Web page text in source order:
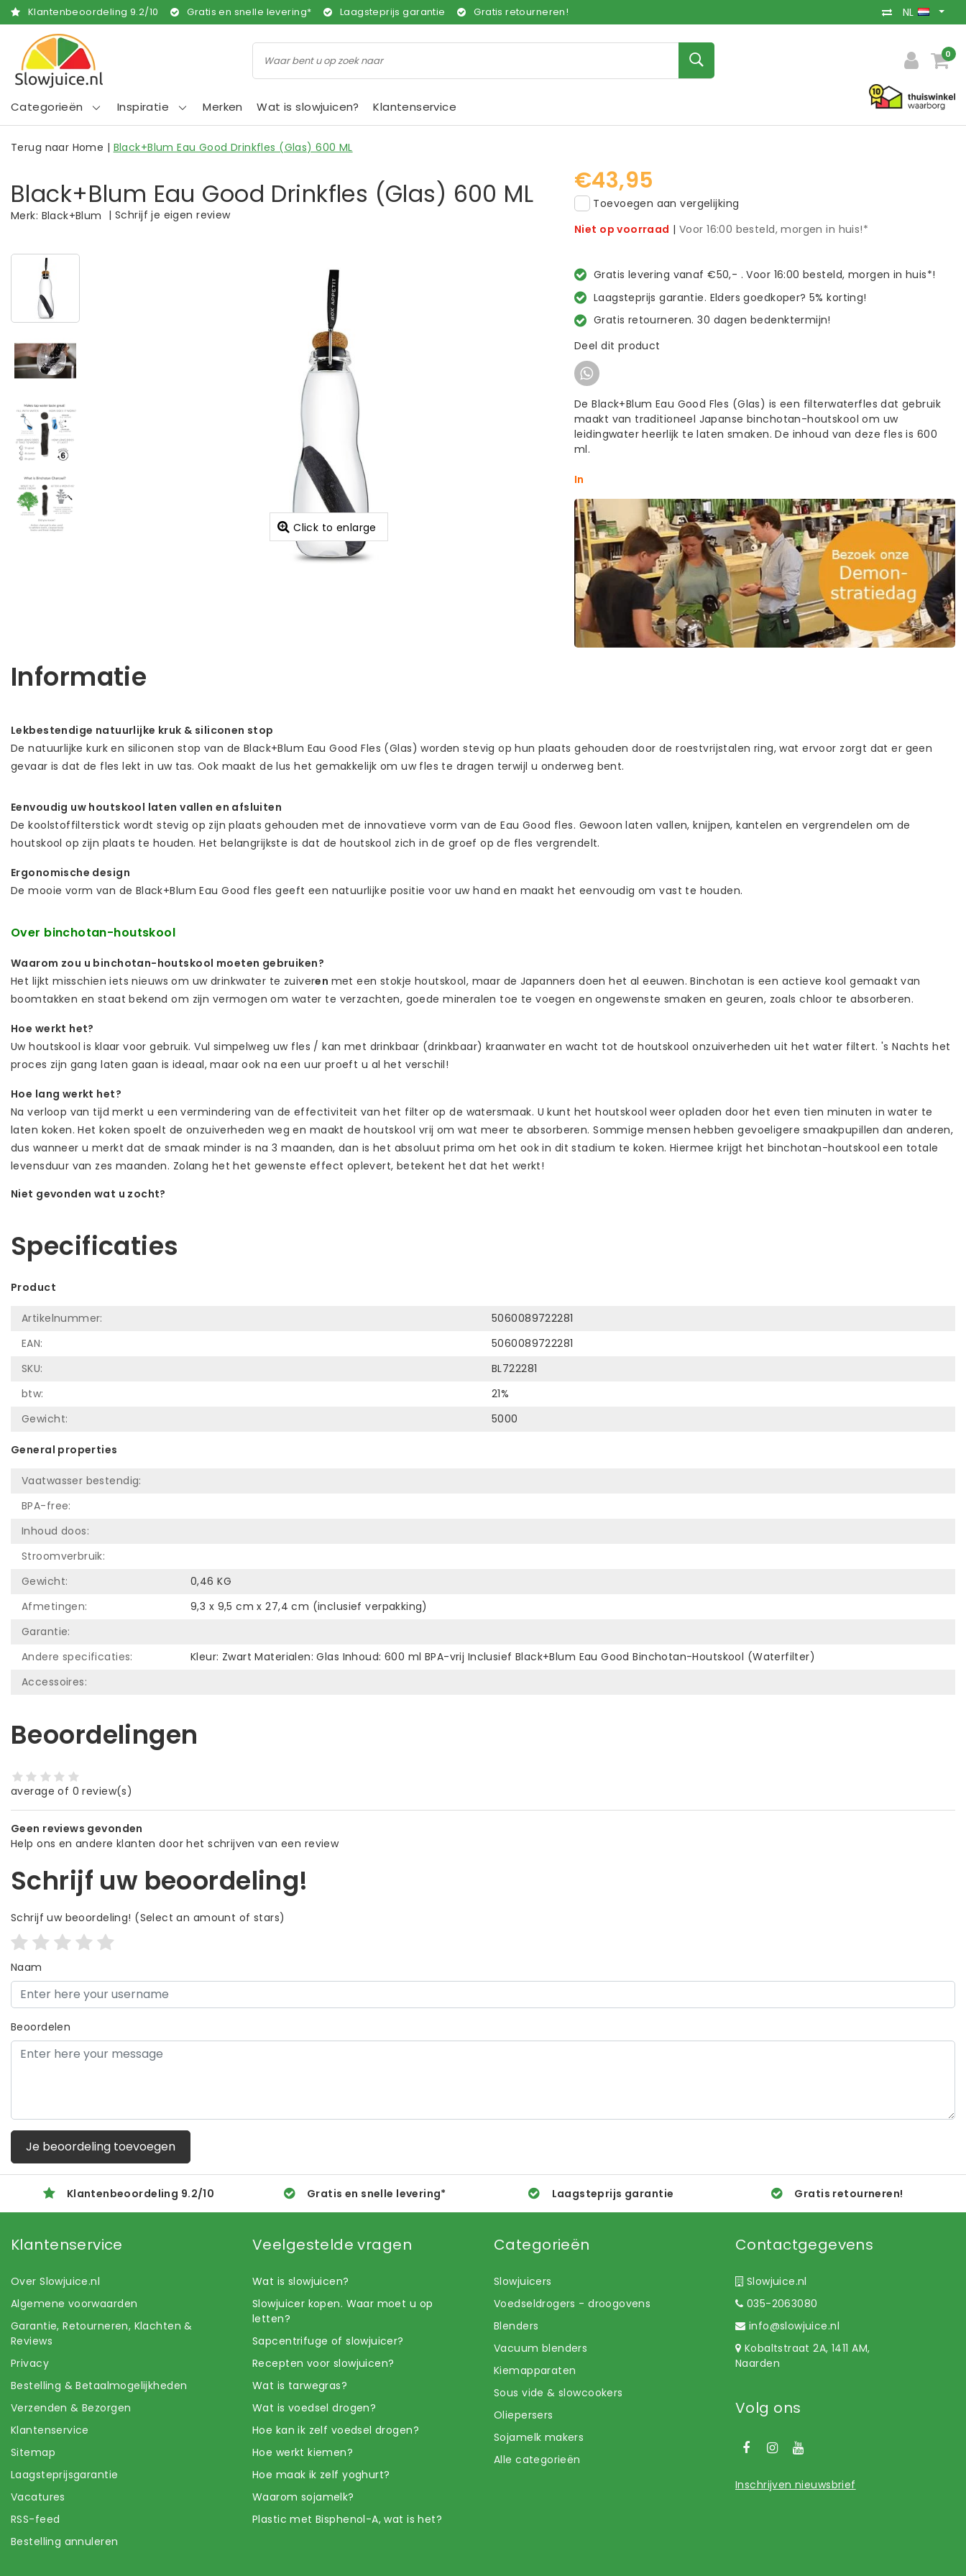
Klantenbeoordeling 9.2/10 Gratis en snelle levering* Laagsteprijs garantie Gratis retourneren! NL
0
Categorieën Inspiratie Merken Wat is slowjuicen? Klantenservice
Terug naar Home | Black+Blum Eau Good Drinkfles (Glas) 600 ML
Black+Blum Eau Good Drinkfles (Glas) 600 ML
Merk: Black+Blum | Schrijf je eigen review
Click to enlarge
€43,95
Toevoegen aan vergelijking
Niet op voorraad | Voor 16:00 besteld, morgen in huis!*
Gratis levering vanaf €50,- . Voor 16:00 besteld, morgen in huis*!
Laagsteprijs garantie. Elders goedkoper? 5% korting!
Gratis retourneren. 30 dagen bedenktermijn!
Deel dit product
De Black+Blum Eau Good Fles (Glas) is een filterwaterfles dat gebruik
maakt van traditioneel Japanse binchotan-houtskool om uw
leidingwater heerlijk te laten smaken. De inhoud van deze fles is 600
ml.
In
Informatie
Lekbestendige natuurlijke kruk & siliconen stop
De natuurlijke kurk en siliconen stop van de Black+Blum Eau Good Fles (Glas) worden stevig op hun plaats gehouden door de roestvrijstalen ring, wat ervoor zorgt dat er geen
gevaar is dat de fles lekt in uw tas. Ook maakt de lus het gemakkelijk om uw fles te dragen terwijl u onderweg bent.
Eenvoudig uw houtskool laten vallen en afsluiten
De koolstoffilterstick wordt stevig op zijn plaats gehouden met de innovatieve vorm van de Eau Good fles. Gewoon laten vallen, knijpen, kantelen en vergrendelen om de
houtskool op zijn plaats te houden. Het belangrijkste is dat de houtskool zich in de groef op de fles vergrendelt.
Ergonomische design
De mooie vorm van de Black+Blum Eau Good fles geeft een natuurlijke positie voor uw hand en maakt het eenvoudig om vast te houden.
Over binchotan-houtskool
Waarom zou u binchotan-houtskool moeten gebruiken?
Het lijkt misschien iets nieuws om uw drinkwater te zuiveren met een stokje houtskool, maar de Japanners doen het al eeuwen. Binchotan is een actieve kool gemaakt van
boomtakken en staat bekend om zijn vermogen om water te verzachten, goede mineralen toe te voegen en ongewenste smaken en geuren, zoals chloor te absorberen.
Hoe werkt het?
Uw houtskool is klaar voor gebruik. Vul simpelweg uw fles / kan met drinkbaar (drinkbaar) kraanwater en wacht tot de houtskool onzuiverheden uit het water filtert. 's Nachts het
proces zijn gang laten gaan is ideaal, maar ook na een uur proeft u al het verschil!
Hoe lang werkt het?
Na verloop van tijd merkt u een vermindering van de effectiviteit van het filter op de watersmaak. U kunt het houtskool weer opladen door het even tien minuten in water te
laten koken. Het koken spoelt de onzuiverheden weg en maakt de houtskool vrij om wat meer te absorberen. Sommige mensen hebben gevoeligere smaakpupillen dan anderen,
dus wanneer u merkt dat de smaak minder is na 3 maanden, dan is het absoluut prima om het ook in dit stadium te koken. Hiermee krijgt het binchotan-houtskool een totale
levensduur van zes maanden. Zolang het het gewenste effect oplevert, betekent het dat het werkt!
Niet gevonden wat u zocht?
Specificaties
Product
Artikelnummer:
5060089722281
EAN:
5060089722281
SKU:
BL722281
btw:
21%
Gewicht:
5000
General properties
Vaatwasser bestendig:
BPA-free:
Inhoud doos:
Stroomverbruik:
Gewicht:
0,46 KG
Afmetingen:
9,3 x 9,5 cm x 27,4 cm (inclusief verpakking)
Garantie:
Andere specificaties:
Kleur: Zwart Materialen: Glas Inhoud: 600 ml BPA-vrij Inclusief Black+Blum Eau Good Binchotan-Houtskool (Waterfilter)
Accessoires:
Beoordelingen
average of 0 review(s)
Geen reviews gevonden
Help ons en andere klanten door het schrijven van een review
Schrijf uw beoordeling!
Schrijf uw beoordeling! (Select an amount of stars)
Naam
Beoordelen
Je beoordeling toevoegen
Klantenbeoordeling 9.2/10 Gratis en snelle levering* Laagsteprijs garantie Gratis retourneren!
Klantenservice
Over Slowjuice.nl
Algemene voorwaarden
Garantie, Retourneren, Klachten &
Reviews
Privacy
Bestelling & Betaalmogelijkheden
Verzenden & Bezorgen
Klantenservice
Sitemap
Laagsteprijsgarantie
Vacatures
RSS-feed
Bestelling annuleren
Veelgestelde vragen
Wat is slowjuicen?
Slowjuicer kopen. Waar moet u op
letten?
Sapcentrifuge of slowjuicer?
Recepten voor slowjuicen?
Wat is tarwegras?
Wat is voedsel drogen?
Hoe kan ik zelf voedsel drogen?
Hoe werkt kiemen?
Hoe maak ik zelf yoghurt?
Waarom sojamelk?
Plastic met Bisphenol-A, wat is het?
Categorieën
Slowjuicers
Voedseldrogers - droogovens
Blenders
Vacuum blenders
Kiemapparaten
Sous vide & slowcookers
Oliepersers
Sojamelk makers
Alle categorieën
Contactgegevens
Slowjuice.nl
035-2063080
info@slowjuice.nl
Kobaltstraat 2A, 1411 AM,
Naarden
Volg ons
Inschrijven nieuwsbrief